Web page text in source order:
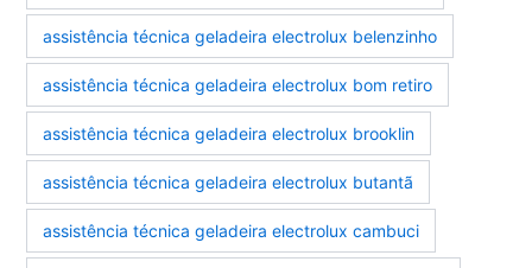
assistência técnica geladeira electrolux belenzinho
assistência técnica geladeira electrolux bom retiro
assistência técnica geladeira electrolux brooklin
assistência técnica geladeira electrolux butantã
assistência técnica geladeira electrolux cambuci